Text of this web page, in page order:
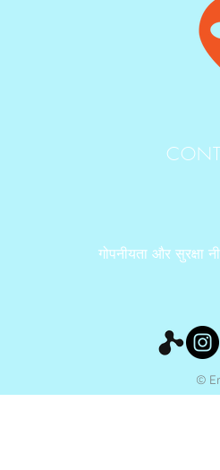
गोपनीयता और सुरक्षा
©